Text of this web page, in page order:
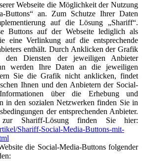
Webseite die Möglichkeit der Nutzung
Buttons“ an. Zum Schutze Ihrer Daten
auf die Lösung „Shariff“.
Buttons auf der Webseite lediglich als
eine Verlinkung auf die entsprechende
enthält. Durch Anklicken der Grafik
Diensten der jeweiligen Anbieter
werden Ihre Daten an die jeweiligen
Sie die Grafik nicht anklicken, findet
Ihnen und den Anbietern der Social-
über die Erhebung und
in den sozialen Netzwerken finden Sie in
der entsprechenden Anbieter.
zur Shariff-Lösung finden Sie hier:
Shariff-Social-Media-Buttons-mit-
die Social-Media-Buttons folgender